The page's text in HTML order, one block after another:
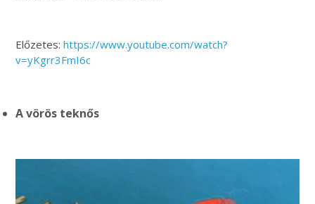
Előzetes:https://www.youtube.com/watch?
v=yKgrr3FmI6c
A vörös teknős